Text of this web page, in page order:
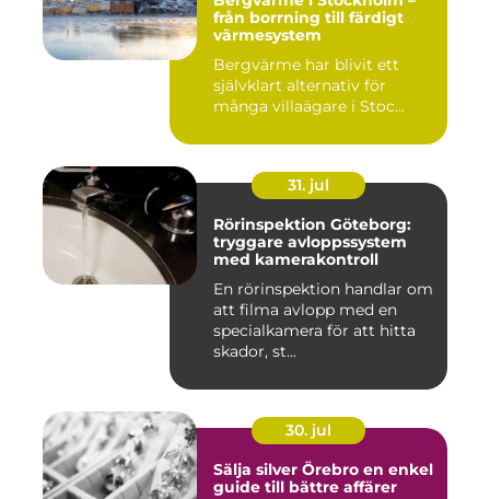
från borrning till färdigt
värmesystem
Bergvärme har blivit ett
självklart alternativ för
många villaägare i Stoc...
31. jul
Rörinspektion Göteborg:
tryggare avloppssystem
med kamerakontroll
En rörinspektion handlar om
att filma avlopp med en
specialkamera för att hitta
skador, st...
30. jul
Sälja silver Örebro en enkel
guide till bättre affärer